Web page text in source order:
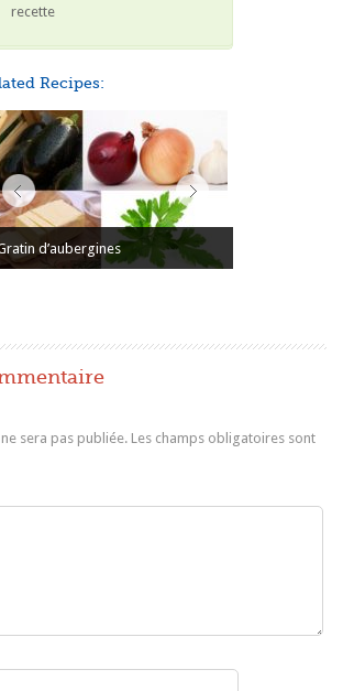
recette
Recipes:
d’aubergines
sera pas publiée. Les champs obligatoires sont